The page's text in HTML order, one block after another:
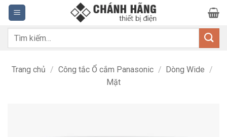
Bỏ
qua
nội
dung
Tìm
Trang chủ / Công tắc Ổ cắm Panasonic / Dòng Wide /
Mặt